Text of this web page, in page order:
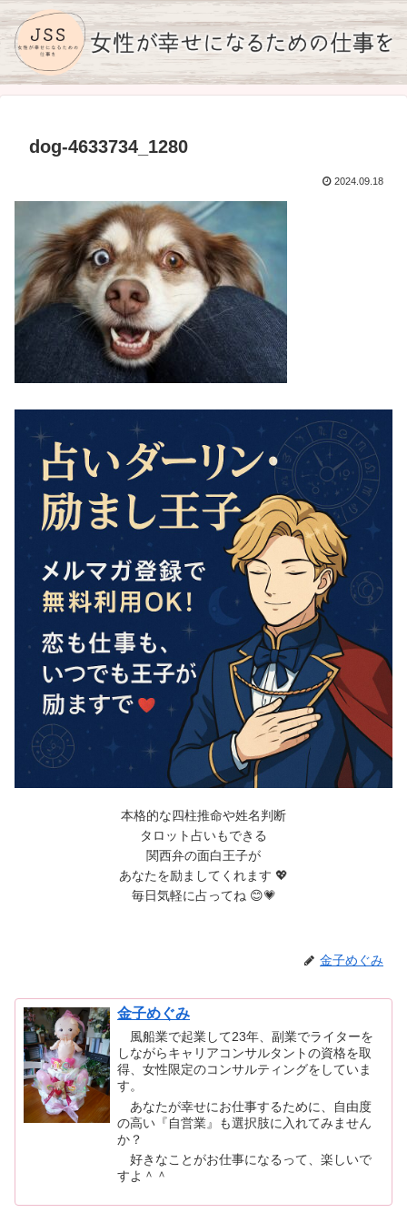
dog-4633734_1280
2024.09.18
本格的な四柱推命や姓名判断
タロット占いもできる
関西弁の面白王子が
あなたを励ましてくれます 💖
毎日気軽に占ってね 😊💗
金子めぐみ
金子めぐみ
風船業で起業して23年、副業でライターを
しながらキャリアコンサルタントの資格を取
得、女性限定のコンサルティングをしていま
す。
あなたが幸せにお仕事するために、自由度
の高い『自営業』も選択肢に入れてみません
か？
好きなことがお仕事になるって、楽しいで
すよ＾＾